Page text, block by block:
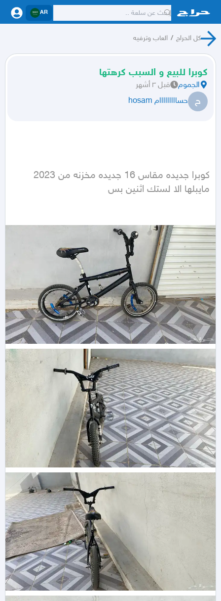
AR
كل الحراج / العاب وترفيه
كوبرا للبيع و السبب كرهتها
الجموم قبل ٣ أشهر
ح حسااااااااام hosam
مايبلها الا لستك اثنين بس